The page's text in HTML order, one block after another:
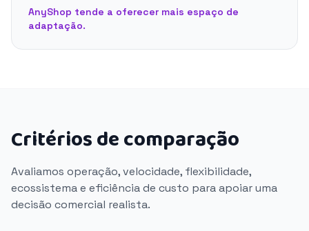
AnyShop tende a oferecer mais espaço de
adaptação.
Critérios de comparação
Avaliamos operação, velocidade, flexibilidade,
ecossistema e eficiência de custo para apoiar uma
decisão comercial realista.